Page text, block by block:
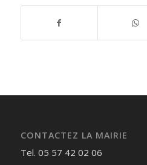
CONTACTEZ LA MAIRIE
Tel. 05 57 42 02 06